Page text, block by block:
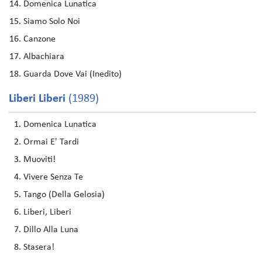
Domenica Lunatica
Siamo Solo Noi
Canzone
Albachiara
Guarda Dove Vai (Inedito)
Liberi Liberi (1989)
Domenica Lunatica
Ormai E' Tardi
Muoviti!
Vivere Senza Te
Tango (Della Gelosia)
Liberi, Liberi
Dillo Alla Luna
Stasera!